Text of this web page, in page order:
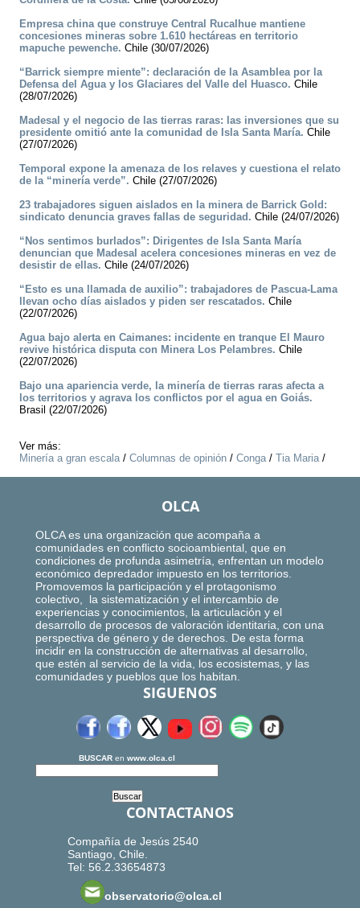
Empresa china que construye Central Rucalhue mantiene
concesiones mineras sobre 1.610 hectáreas en territorio
mapuche pewenche. Chile (30/07/2026)
“Barrick siempre miente”: declaración de la Asamblea por la
Defensa del Agua y los Glaciares del Valle del Huasco. Chile
(28/07/2026)
Madesal y el negocio de las tierras raras: las inversiones que su
presidente omitió ante la comunidad de Isla Santa María. Chile
(27/07/2026)
Temporal expone la amenaza de los relaves y cuestiona el relato
de la “minería verde”. Chile (27/07/2026)
23 trabajadores siguen aislados en la minera de Barrick Gold:
sindicato denuncia graves fallas de seguridad. Chile (24/07/2026)
“Nos sentimos burlados”: Dirigentes de Isla Santa María
denuncian que Madesal acelera concesiones mineras en vez de
desistir de ellas. Chile (24/07/2026)
“Esto es una llamada de auxilio”: trabajadores de Pascua-Lama
llevan ocho días aislados y piden ser rescatados. Chile
(22/07/2026)
Agua bajo alerta en Caimanes: incidente en tranque El Mauro
revive histórica disputa con Minera Los Pelambres. Chile
(22/07/2026)
Bajo una apariencia verde, la minería de tierras raras afecta a
los territorios y agrava los conflictos por el agua en Goiás.
Brasil (22/07/2026)
Ver más:
Minería a gran escala/ Columnas de opinión / Conga/ Tia Maria/
OLCA
OLCA es una organización que acompaña a
comunidades en conflicto socioambiental, que en
condiciones de profunda asimetría, enfrentan un modelo
económico depredador impuesto en los territorios.
Promovemos la participación y el protagonismo
colectivo, la sistematización y el intercambio de
experiencias y conocimientos, la articulación y el
desarrollo de procesos de valoración identitaria, con una
perspectiva de género y de derechos. De esta forma
incidir en la construcción de alternativas al desarrollo,
que estén al servicio de la vida, los ecosistemas, y las
comunidades y pueblos que los habitan.
SIGUENOS
BUSCAR en www.olca.cl
CONTACTANOS
Compañía de Jesús 2540
Santiago, Chile.
Tel: 56.2.33654873
observatorio@olca.cl